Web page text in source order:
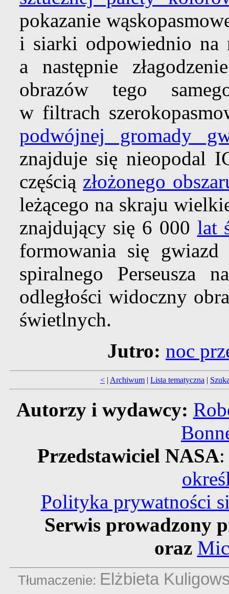
pokazanie
i siarki odpowiednio na
a następnie
obrazów tego
w filtrach
podwójnej gromady
znajduje się nieopodal
częścią złożonego
leżącego na skraju
znajdujący się 6 000 lat
formowania się gwiazd
spiralnego Perseusza
odległości widoczny
świetlnych.
Jutro: noc
< | Archiwum | Lista tematyczna |
Autorzy i wydawcy:
Przedstawiciel NASA
Polityka prywatności
Serwis prowadzony
oraz
Tłumaczenie: Elżbieta